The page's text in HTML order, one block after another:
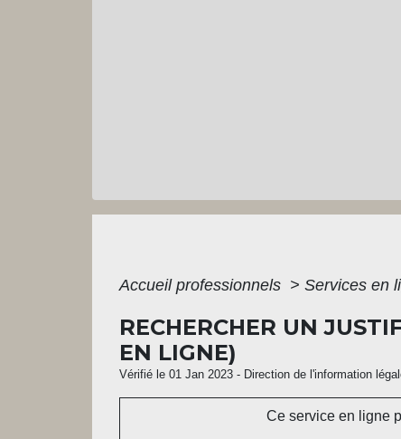
Accueil professionnels > Services en
RECHERCHER UN
EN LIGNE)
Vérifié le 01 Jan 2023 - Direction de l'information
Ce service en ligne